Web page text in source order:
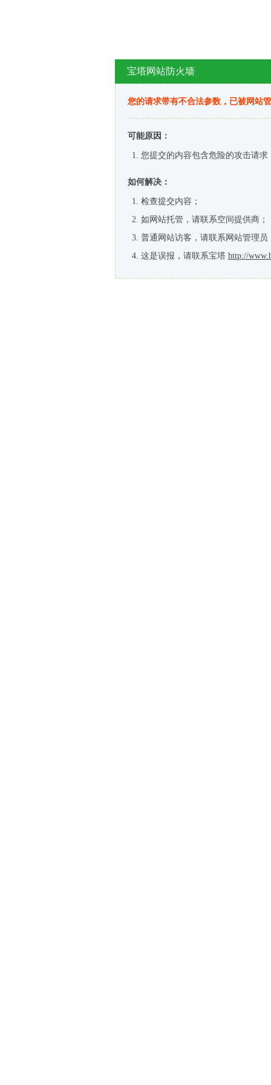
宝塔网站防火墙
您的请求带有不合法参数，已被网站
可能原因：
您提交的内容包含危险的攻击请求
如何解决：
检查提交内容；
如网站托管，请联系空间提供商；
普通网站访客，请联系网站管理员
这是误报，请联系宝塔 http://